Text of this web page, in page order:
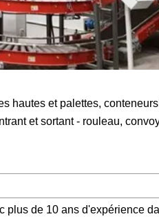
hautes et palettes,
et sortant - rouleau,
de 10 ans d'expérience